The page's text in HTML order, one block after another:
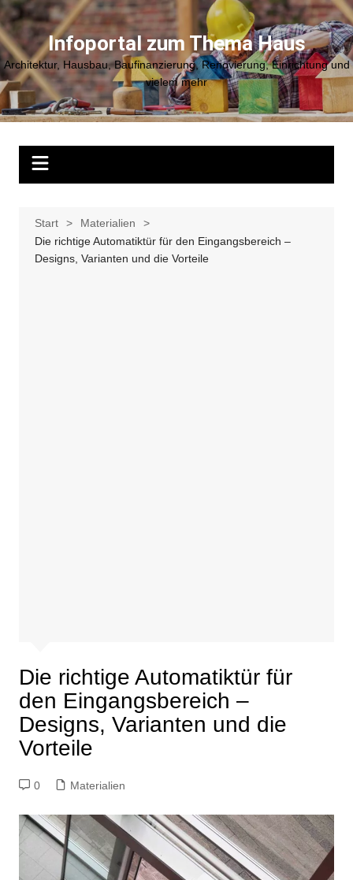
Zum
Inhalt
springenInfoportal zum Thema Haus
Architektur, Hausbau, Baufinanzierung, Renovierung, Einrichtung und
vielem mehr
Start
Materialien
Die richtige Automatiktür für den Eingangsbereich –
Designs, Varianten und die Vorteile
Die richtige Automatiktür für
den Eingangsbereich –
Designs, Varianten und die
Vorteile
0 Materialien